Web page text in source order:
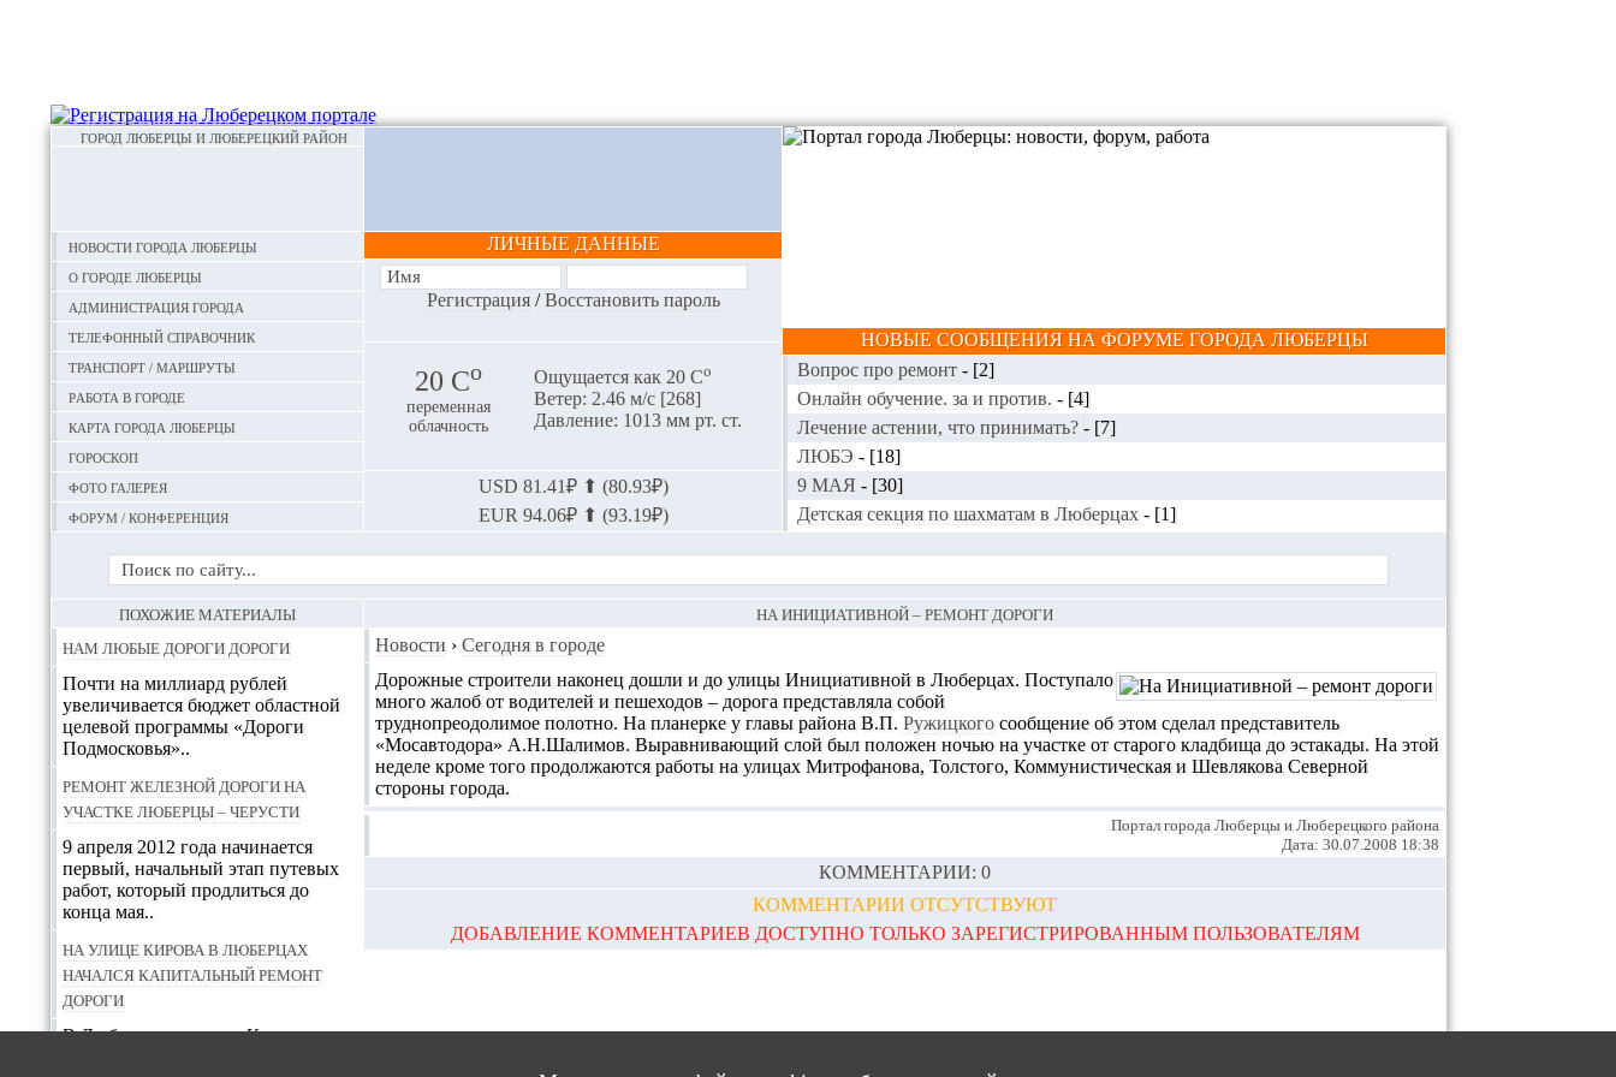
ГОРОД ЛЮБЕРЦЫ И ЛЮБЕРЕЦКИЙ РАЙОН
Новости города Люберцы
О городе Люберцы
Администрация города
Телефонный справочник
Транспорт / маршруты
Работа в городе
Карта города Люберцы
Гороскоп
Фото галерея
Форум / конференция
ЛИЧНЫЕ ДАННЫЕ
Регистрация/Восстановить пароль
20 Сo
переменная
облачность
Ощущается как 20 Сo
Ветер: 2.46 м/с [268]
Давление: 1013 мм рт. ст.
USD 81.41₽ ⬆ (80.93₽)
EUR 94.06₽ ⬆ (93.19₽)
НОВЫЕ СООБЩЕНИЯ НА ФОРУМЕ ГОРОДА ЛЮБЕРЦЫ
Вопрос про ремонт - [2]
Онлайн обучение. за и против. - [4]
Лечение астении, что принимать? - [7]
ЛЮБЭ - [18]
9 МАЯ - [30]
Детская секция по шахматам в Люберцах - [1]
НА ИНИЦИАТИВНОЙ – РЕМОНТ ДОРОГИ
Новости › Сегодня в городе
Дорожные строители наконец дошли и до улицы Инициативной в Люберцах. Поступало
много жалоб от водителей и пешеходов – дорога представляла собой
труднопреодолимое полотно. На планерке у главы района В.П. Ружицкого сообщение об этом сделал представитель
«Мосавтодора» А.Н.Шалимов. Выравнивающий слой был положен ночью на участке от старого кладбища до эстакады. На этой
неделе кроме того продолжаются работы на улицах Митрофанова, Толстого, Коммунистическая и Шевлякова Северной
стороны города.
Портал города Люберцы и Люберецкого района
Дата: 30.07.2008 18:38
КОММЕНТАРИИ: 0
КОММЕНТАРИИ ОТСУТСТВУЮТ
ДОБАВЛЕНИЕ КОММЕНТАРИЕВ ДОСТУПНО ТОЛЬКО ЗАРЕГИСТРИРОВАННЫМ ПОЛЬЗОВАТЕЛЯМ
ПОХОЖИЕ МАТЕРИАЛЫ
Нам любые дороги дороги
Почти на миллиард рублей
увеличивается бюджет областной
целевой программы «Дороги
Подмосковья»..
Ремонт железной дороги на
участке Люберцы – Черусти
9 апреля 2012 года начинается
первый, начальный этап путевых
работ, который продлиться до
конца мая..
На улице Кирова в Люберцах
начался капитальный ремонт
дороги
В Люберцах на улице Кирова